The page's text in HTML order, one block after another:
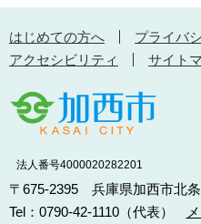
はじめての方へ
プライバ
アクセシビリティ
サイト
法人番号4000020282201
〒675-2395 兵庫県加西市北
Tel：0790-42-1110（代表）